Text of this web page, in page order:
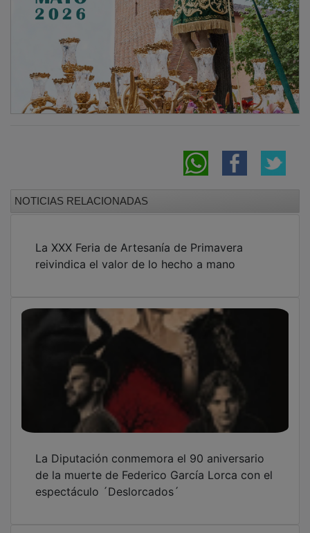
reivindica el valor de lo hecho a mano
de la muerte de Federico García Lorca con el
espectáculo ´Deslorcados´